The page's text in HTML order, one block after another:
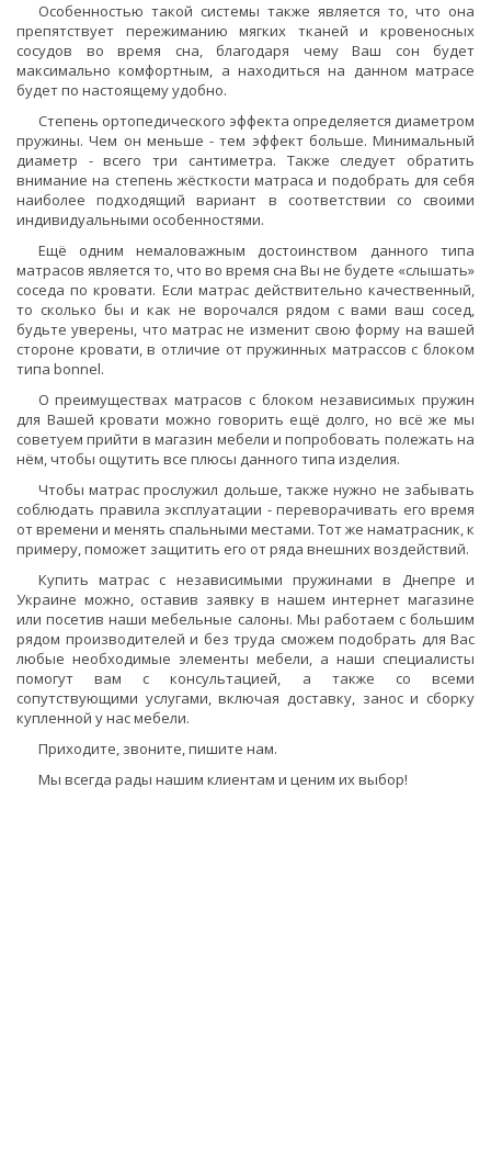
Особенностью такой системы также является то, что она
препятствует пережиманию мягких тканей и кровеносных
сосудов во время сна, благодаря чему Ваш сон будет
максимально комфортным, а находиться на данном матрасе
будет по настоящему удобно.
Степень ортопедического эффекта определяется диаметром
пружины. Чем он меньше - тем эффект больше. Минимальный
диаметр - всего три сантиметра. Также следует обратить
внимание на степень жёсткости матраса и подобрать для себя
наиболее подходящий вариант в соответствии со своими
индивидуальными особенностями.
Ещё одним немаловажным достоинством данного типа
матрасов является то, что во время сна Вы не будете «слышать»
соседа по кровати. Если матрас действительно качественный,
то сколько бы и как не ворочался рядом с вами ваш сосед,
будьте уверены, что матрас не изменит свою форму на вашей
стороне кровати, в отличие от пружинных матрассов с блоком
типа bonnel.
О преимуществах матрасов с блоком независимых пружин
для Вашей кровати можно говорить ещё долго, но всё же мы
советуем прийти в магазин мебели и попробовать полежать на
нём, чтобы ощутить все плюсы данного типа изделия.
Чтобы матрас прослужил дольше, также нужно не забывать
соблюдать правила эксплуатации - переворачивать его время
от времени и менять спальными местами. Тот же наматрасник, к
примеру, поможет защитить его от ряда внешних воздействий.
Купить матрас с независимыми пружинами в Днепре и
Украине можно, оставив заявку в нашем интернет магазине
или посетив наши мебельные салоны. Мы работаем с большим
рядом производителей и без труда сможем подобрать для Вас
любые необходимые элементы мебели, а наши специалисты
помогут вам с консультацией, а также со всеми
сопутствующими услугами, включая доставку, занос и сборку
купленной у нас мебели.
Приходите, звоните, пишите нам.
Мы всегда рады нашим клиентам и ценим их выбор!